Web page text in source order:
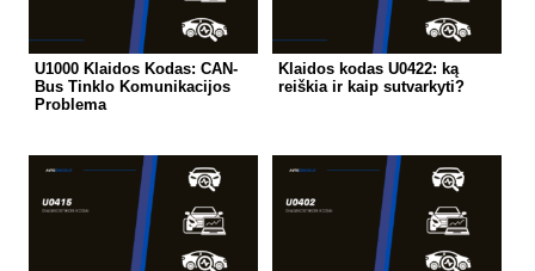
U1000 Klaidos Kodas: CAN-
Bus Tinklo Komunikacijos
Problema
Klaidos kodas U0422: ką
reiškia ir kaip sutvarkyti?